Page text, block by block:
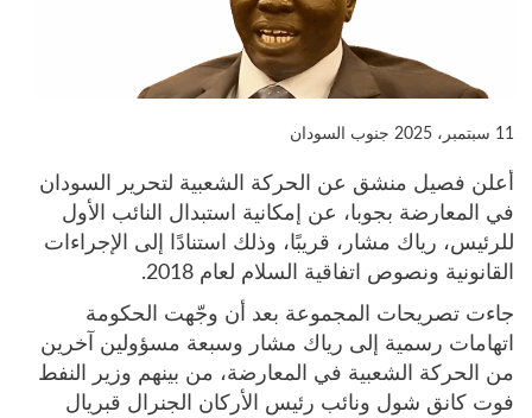
11 سبتمبر، 2025 جنوب السودان
أعلن فصيل منشق عن الحركة الشعبية لتحرير السودان
في المعارضة بجوبا، عن إمكانية استبدال النائب الأول
للرئيس، رياك مشار، قريبًا، وذلك استنادًا إلى الإجراءات
القانونية ونصوص اتفاقية السلام لعام 2018.
جاءت تصريحات المجموعة بعد أن وجّهت الحكومة
اتهامات رسمية إلى رياك مشار وسبعة مسؤولين آخرين
من الحركة الشعبية في المعارضة، من بينهم وزير النفط
فوت كانق شول ونائب رئيس الأركان الجنرال قبريال